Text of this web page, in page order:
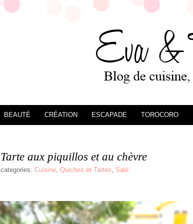
BEAUTÉ CRÉATION ESCAPADE TOROCORO
Tarte aux piquillos et au chèvre
categories: Cuisine, Quiches et Tartes, Salé